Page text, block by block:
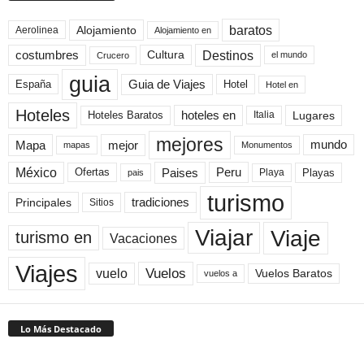
Aerolinea Alojamiento Alojamiento en baratos
costumbres Crucero Cultura Destinos el mundo
España guia Guia de Viajes Hotel Hotel en
Hoteles Hoteles Baratos hoteles en Italia Lugares
Mapa mapas mejor mejores Monumentos mundo
México Ofertas pais Paises Peru Playa Playas
Principales Sitios tradiciones turismo
turismo en Vacaciones Viajar Viaje
Viajes vuelo Vuelos vuelos a Vuelos Baratos
Lo Más Destacado